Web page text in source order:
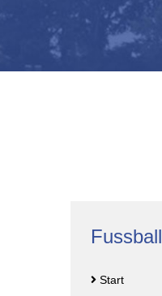
Fussball
Start